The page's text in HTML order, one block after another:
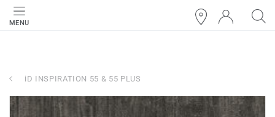
MENU
iD INSPIRATION 55 & 55 PLUS